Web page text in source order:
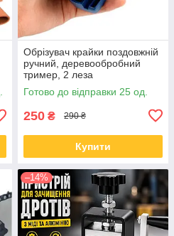
Обрізувач крайки поздовжній
ручний, деревообробний
тример, 2 леза
Готово до відправки 25 од.
250 ₴ 290 ₴
Купити
–14%